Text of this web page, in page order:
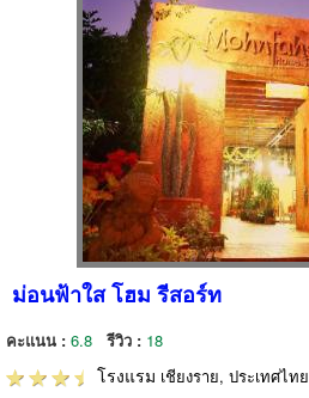
ม่อนฟ้าใส โฮม รีสอร์ท
คะแนน : 6.8 รีวิว : 18
โรงแรม เชียงราย, ประเทศไทย